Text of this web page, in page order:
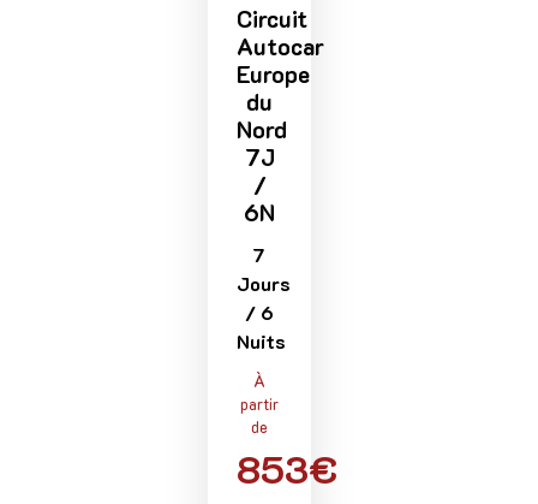
Circuit
Autocar
Europe
du
Nord
7J
/
6N
7
Jours
/ 6
Nuits
À
partir
de
853€